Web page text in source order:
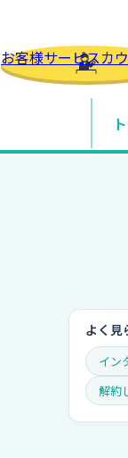
お客様サービスカ
よく見
イン
解約